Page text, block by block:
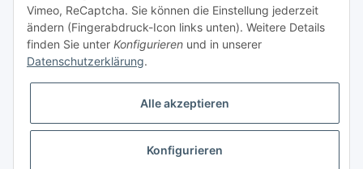
Informationen
Galerie
Vimeo, ReCaptcha. Sie können die Einstellung jederzeit
ändern (Fingerabdruck-Icon links unten). Weitere Details
finden Sie unter Konfigurieren und in unserer
Datenschutzerklärung.
Alle akzeptieren
Konfigurieren